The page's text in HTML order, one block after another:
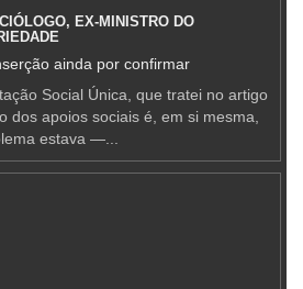
EX-MINISTRO DO
ainda por confirmar
Social Única, que tratei no artigo
dos apoios sociais é, em si mesma,
estava —...